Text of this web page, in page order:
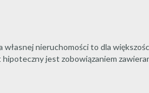
własnej nieruchomości to dla
jest zobowiązaniem